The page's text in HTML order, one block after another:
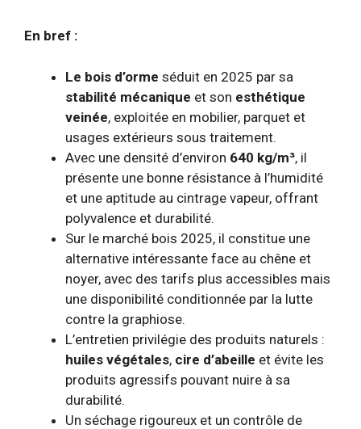
En bref :
Le bois d’orme séduit en 2025 par sa
stabilité mécanique et son esthétique
veinée, exploitée en mobilier, parquet et
usages extérieurs sous traitement.
Avec une densité d’environ 640 kg/m³, il
présente une bonne résistance à l’humidité
et une aptitude au cintrage vapeur, offrant
polyvalence et durabilité.
Sur le marché bois 2025, il constitue une
alternative intéressante face au chêne et
noyer, avec des tarifs plus accessibles mais
une disponibilité conditionnée par la lutte
contre la graphiose.
L’entretien privilégie des produits naturels :
huiles végétales, cire d’abeille et évite les
produits agressifs pouvant nuire à sa
durabilité.
Un séchage rigoureux et un contrôle de